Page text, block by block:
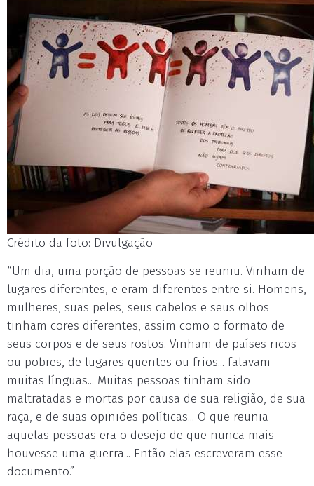
Crédito da foto: Divulgação
“Um dia, uma porção de pessoas se reuniu. Vinham de
lugares diferentes, e eram diferentes entre si. Homens,
mulheres, suas peles, seus cabelos e seus olhos
tinham cores diferentes, assim como o formato de
seus corpos e de seus rostos. Vinham de países ricos
ou pobres, de lugares quentes ou frios... falavam
muitas línguas... Muitas pessoas tinham sido
maltratadas e mortas por causa de sua religião, de sua
raça, e de suas opiniões políticas... O que reunia
aquelas pessoas era o desejo de que nunca mais
houvesse uma guerra... Então elas escreveram esse
documento.”